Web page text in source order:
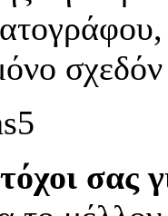
σας